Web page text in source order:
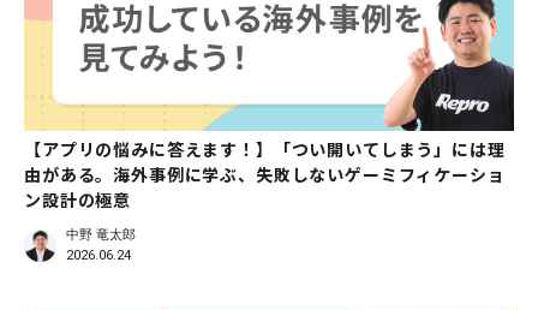
【アプリの悩みに答えます！】「つい開いてしまう」には理
由がある。海外事例に学ぶ、失敗しないゲーミフィケーショ
ン設計の極意
中野 竜太郎
2026.06.24